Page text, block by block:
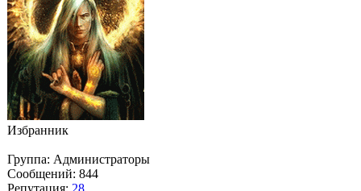
Избранник
Группа: Администраторы
Сообщений: 844
Репутация: 28